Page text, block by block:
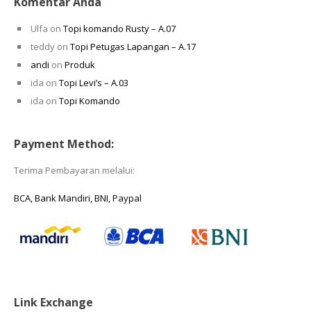
Ulfa on Topi komando Rusty – A.07
teddy on Topi Petugas Lapangan – A.17
andi on Produk
ida on Topi Levi’s – A.03
ida on Topi Komando
Payment Method:
Terima Pembayaran melalui:
BCA, Bank Mandiri, BNI, Paypal
Link Exchange